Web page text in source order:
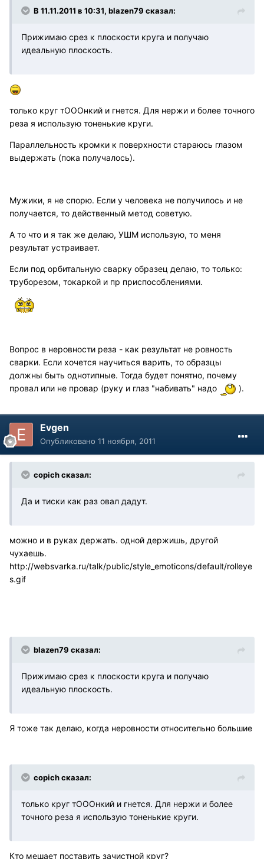
В 11.11.2011 в 10:31, blazen79 сказал:
Прижимаю срез к плоскости круга и получаю
идеальную плоскость.
только круг тОООнкий и гнется. Для нержи и более точного
реза я использую тоненькие круги.
Параллельность кромки к поверхности стараюсь глазом
выдержать (пока получалось).
Мужики, я не спорю. Если у человека не получилось и не
получается, то действенный метод советую.
А то что и я так же делаю, УШМ использую, то меня
результат устраивает.
Если под орбитальную сварку образец делаю, то только:
труборезом, токаркой и пр приспособлениями.
Вопрос в неровности реза - как результат не ровность
сварки. Если хочется научиться варить, то образцы
должны быть однотипные. Тогда будет понятно, почему
провал или не провар (руку и глаз "набивать" надо
).
Evgen
Опубликовано 11 ноября, 2011
copich сказал:
Да и тиски как раз овал дадут.
можно и в руках держать. одной держишь, другой
чухаешь.
http://websvarka.ru/talk/public/style_emoticons/default/rolleye
s.gif
blazen79 сказал:
Прижимаю срез к плоскости круга и получаю
идеальную плоскость.
Я тоже так делаю, когда неровности относительно большие
copich сказал:
только круг тОООнкий и гнется. Для нержи и более
точного реза я использую тоненькие круги.
Кто мешает поставить зачистной круг?